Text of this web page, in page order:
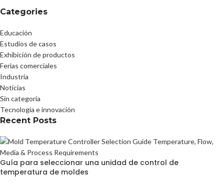
Categories
Educación
Estudios de casos
Exhibición de productos
Ferias comerciales
Industria
Noticias
Sin categoría
Tecnología e innovación
Recent Posts
Guía para seleccionar una unidad de control de
temperatura de moldes